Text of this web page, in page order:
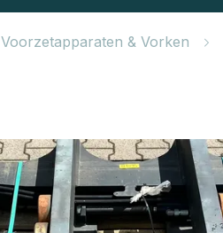
Voorzetapparaten & Vorken